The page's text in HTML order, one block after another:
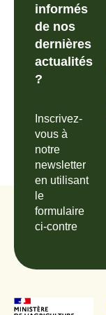
informés
de nos
dernières
actualités
?
Inscrivez-
vous à
notre
newsletter
en utilisant
le
formulaire
ci-contre